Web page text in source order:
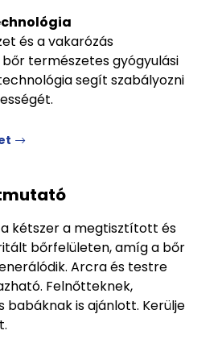
és a vakarózás
természetes gyógyulási
segít szabályozni
kétszer a megtisztított és
bőrfelületen, amíg a bőr
Arcra és testre
Felnőtteknek,
babáknak is ajánlott. Kerülje